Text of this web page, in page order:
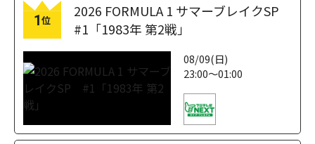
1位
2026 FORMULA 1 サマーブレイクSP
#1「1983年 第2戦」
08/09(日)
23:00～01:00